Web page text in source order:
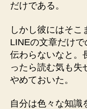
だけである。
しかし彼にはそこ
LINEの文章だけ
伝わらないなと。
ったら読む気も失
やめておいた。
自分は色々な知識